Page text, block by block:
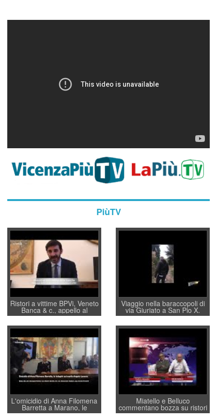
PiùTV
Ristori a vittime BPVi, Veneto
Banca & c., appello al
sottosegretario Alessio
Villarosa: per mettere ordine
convochi con Di Maio CNCU
a supporto della cabina di
regia al Mef
Viaggio nella baraccopoli di
via Giuriato a San Pio X.
Vicenza ai Vicentini: “faremo
un regalo di Natale ai
residenti”
L'omicidio di Anna Filomena
Barretta a Marano, le
indagini dei carabinieri di
Miatello e Belluco
commentano bozza su ristori
BPVi e Veneto Banca